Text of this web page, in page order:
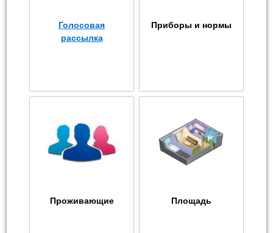
Голосовая
рассылка
Приборы и нормы
Проживающие Площадь